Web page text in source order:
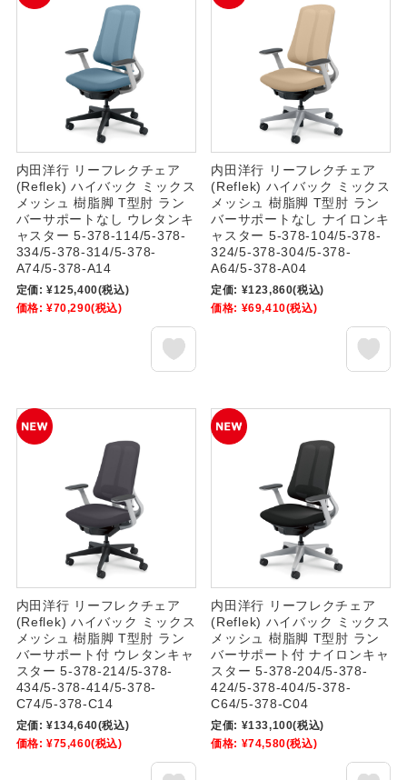
内田洋行 リーフレクチェア
(Reflek) ハイバック ミックス
メッシュ 樹脂脚 T型肘 ラン
バーサポートなし ウレタンキ
ャスター 5-378-114/5-378-
334/5-378-314/5-378-
A74/5-378-A14
定価: ¥125,400(税込)
価格: ¥70,290(税込)
内田洋行 リーフレクチェア
(Reflek) ハイバック ミックス
メッシュ 樹脂脚 T型肘 ラン
バーサポートなし ナイロンキ
ャスター 5-378-104/5-378-
324/5-378-304/5-378-
A64/5-378-A04
定価: ¥123,860(税込)
価格: ¥69,410(税込)
内田洋行 リーフレクチェア
(Reflek) ハイバック ミックス
メッシュ 樹脂脚 T型肘 ラン
バーサポート付 ウレタンキャ
スター 5-378-214/5-378-
434/5-378-414/5-378-
C74/5-378-C14
定価: ¥134,640(税込)
価格: ¥75,460(税込)
内田洋行 リーフレクチェア
(Reflek) ハイバック ミックス
メッシュ 樹脂脚 T型肘 ラン
バーサポート付 ナイロンキャ
スター 5-378-204/5-378-
424/5-378-404/5-378-
C64/5-378-C04
定価: ¥133,100(税込)
価格: ¥74,580(税込)